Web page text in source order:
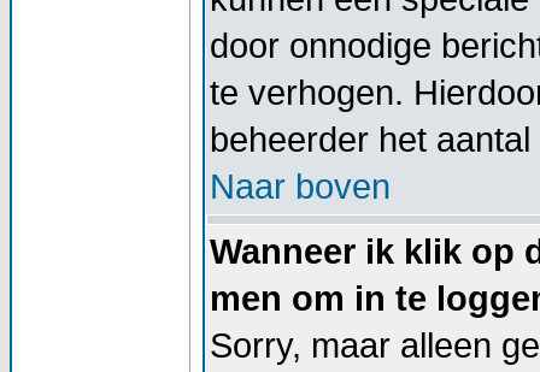
door onnodige
te verhogen.
beheerder het
Naar boven
Wanneer ik klik op
men om in te
Sorry, maar alleen